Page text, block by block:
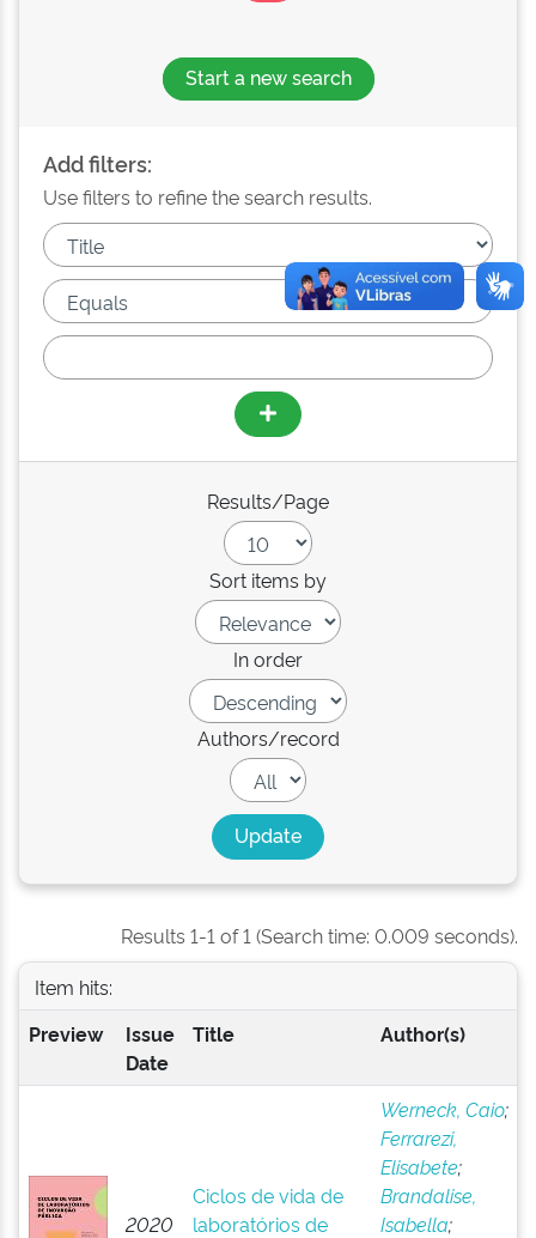
Start a new search
Add filters:
Use filters to refine the search results.
Results/Page
Sort items by
In order
Authors/record
Results 1-1 of 1 (Search time: 0.009 seconds).
Item hits:
Preview
Issue
Date
Title Author(s)
2020
Ciclos de vida de
laboratórios de
Werneck, Caio;
Ferrarezi,
Elisabete;
Brandalise,
Isabella;